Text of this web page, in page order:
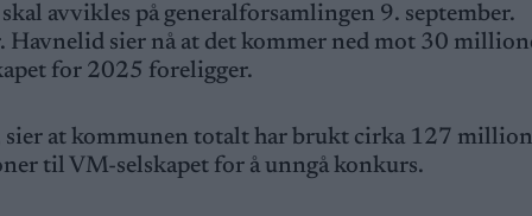
avvikles på generalforsamlingen 9. september.
sier nå at det kommer ned mot 30
for 2025 foreligger.
at kommunen totalt har brukt cirka 127
til VM-selskapet for å unngå konkurs.